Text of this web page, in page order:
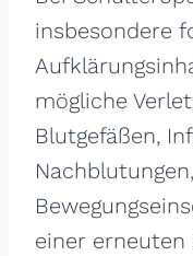
insbesondere
mögliche
Blutgefäßen,
Nachblutungen,
einer erneuten